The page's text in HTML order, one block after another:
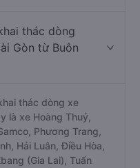
thác dòng
Gòn từ Buôn
thác dòng xe
là xe Hoàng Thuỷ,
Phương Trang,
Hải Luân, Điều Hòa,
(Gia Lai), Tuấn